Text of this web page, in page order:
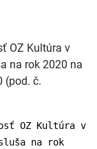
OZ Kultúra v
na rok 2020 na
(pod. č.
OZ Kultúra v
na rok